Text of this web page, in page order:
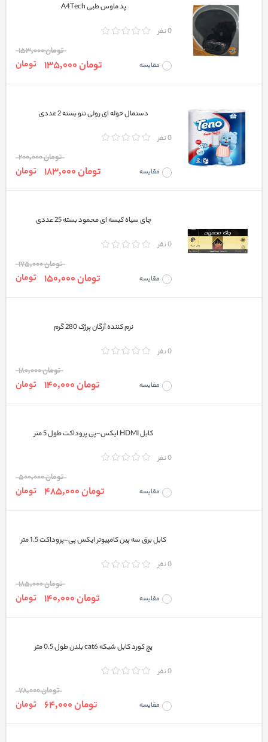
پد ماوس طبی A4Tech
0 نفر
مقایسه
تومان 153,000
تومان 135,000 تومان
دستمال حوله ای رولی تنو بسته 2 عددی
0 نفر
مقایسه
تومان 200,000
تومان 183,000 تومان
چای سیاه کیسه ای محمود بسته 25 عددی
0 نفر
مقایسه
تومان 175,000
تومان 150,000 تومان
نرم کننده آرگان پرژک 280 گرم
0 نفر
مقایسه
تومان 180,000
تومان 140,000 تومان
کابل HDMI ایکس-پی پروداکت طول 5 متر
0 نفر
مقایسه
تومان 500,000
تومان 485,000 تومان
کابل برق سه پین کامپیوتر ایکس پی-پروداکت 1.5 متر
0 نفر
مقایسه
تومان 185,000
تومان 140,000 تومان
پچ کورد کابل شبکه cat6 بلدن طول 0.5 متر
0 نفر
مقایسه
تومان 78,000
تومان 64,000 تومان